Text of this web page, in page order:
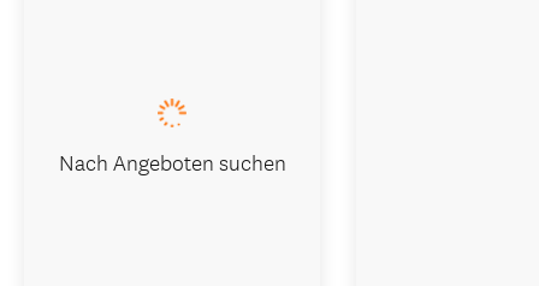
Nach Angeboten suchen